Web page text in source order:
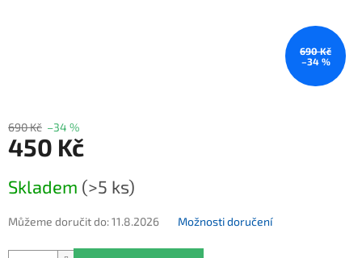
690 Kč
–34 %
690 Kč –34 %
450 Kč
Skladem (>5 ks)
Můžeme doručit do:11.8.2026 Možnosti doručení